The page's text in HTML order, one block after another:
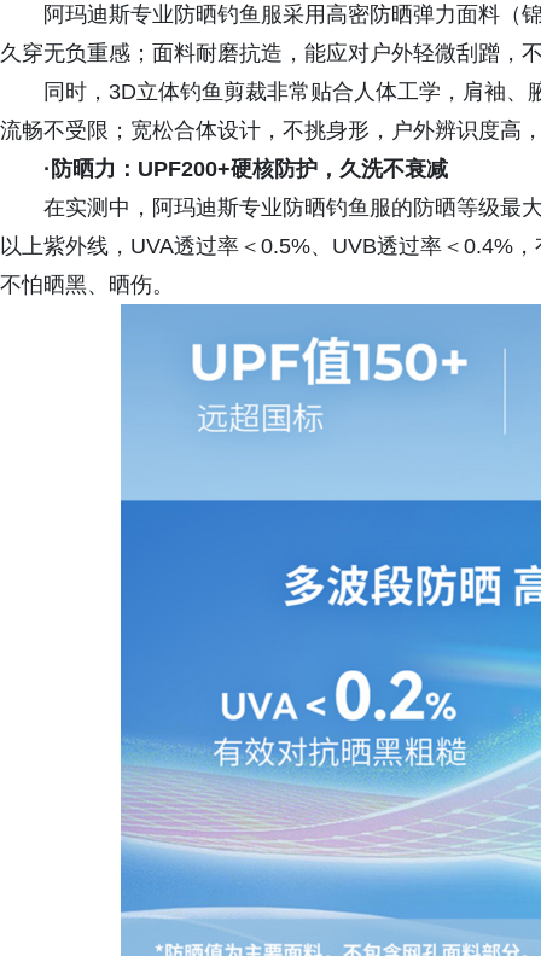
阿玛迪斯专业防晒钓鱼服采用高密防晒弹力面料（
久穿无负重感；面料耐磨抗造，能应对户外轻微刮蹭，
同时，3D立体钓鱼剪裁非常贴合人体工学，肩袖
流畅不受限；宽松合体设计，不挑身形，户外辨识度高
· 防晒力：UPF200+硬核防护，久洗不衰减
在实测中，阿玛迪斯专业防晒钓鱼服的防晒等级最
以上紫外线，UVA透过率＜0.5%、UVB透过率＜0.4%
不怕晒黑、晒伤。